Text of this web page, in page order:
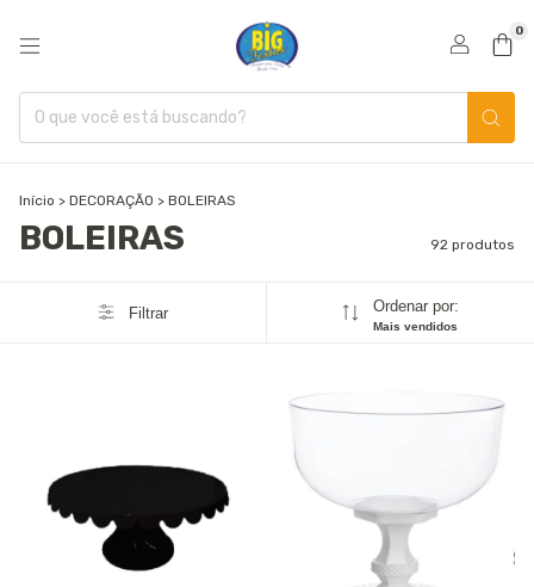
0
Início > DECORAÇÃO > BOLEIRAS
BOLEIRAS 92 produtos
Filtrar Ordenar por:
Mais vendidos